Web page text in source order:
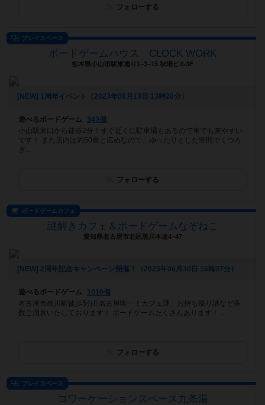
フォローする
プレイスペース
ボードゲームハウス CLOCK WORK
栃木県小山市駅東通り1−3−15 秋場ビル3F
[NEW] 1周年イベント（2023年08月13日 13時20分）
遊べるボードゲーム
343個
小山駅東口から徒歩2分！すぐ近くに駐車場もあるので車でも来やすい
です！ また店内は約50畳と広めなので、ゆったりとした空間でくつろ
ぎ...
フォローする
ボードゲームカフェ
謎解きカフェ＆ボードゲームなぞねこ
愛知県名古屋市北区黒川本通4−47
[NEW] 2周年記念キャンペーン開催！（2023年06月30日 16時37分）
遊べるボードゲーム
1010個
名古屋市黒川駅徒歩5分!! 名古屋唯一！カフェ謎、お持ち帰り謎など多
数ご用意いたしております！ ボードゲームたくさんあります！ ...
フォローする
プレイスペース
コワーケーションスペース九条湯